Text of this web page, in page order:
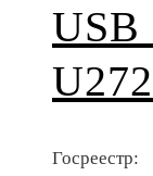
USB
Госреестр: